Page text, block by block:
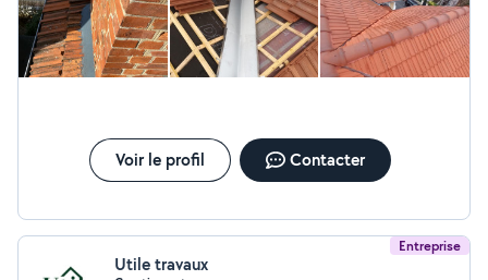
Voir le profil Contacter
Entreprise
Utile travaux